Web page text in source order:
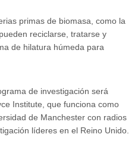
primas de biomasa, como la
reciclarse, tratarse y
de hilatura húmeda para
de investigación será
Institute, que funciona como
de Manchester con radios
líderes en el Reino Unido.